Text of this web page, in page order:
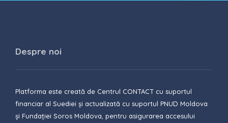
Despre noi
Platforma este creată de Centrul CONTACT cu suportul
financiar al Suediei și actualizată cu suportul PNUD Moldova
și Fundației Soros Moldova, pentru asigurarea accesului